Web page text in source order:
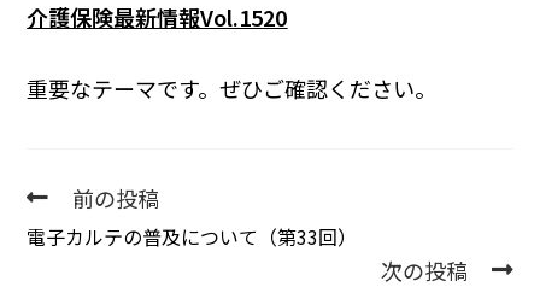
介護保険最新情報Vol.1520
重要なテーマです。ぜひご確認ください。
前の投稿
電子カルテの普及について（第33回）
次の投稿